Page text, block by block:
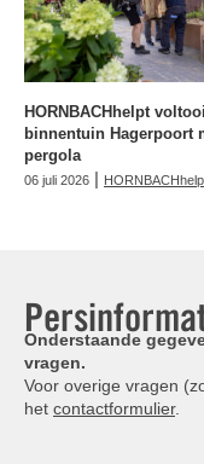
HORNBACHhelpt
binnentuin Hagerpoort
pergola
06 juli 2026 |
Onderstaande
vragen.
Voor overige vragen
het contactformulier.